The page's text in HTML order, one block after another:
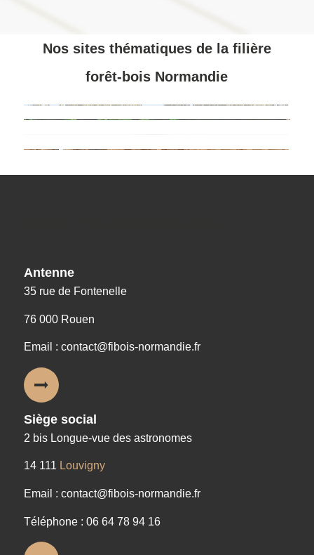
Nos sites thématiques de la filière
forêt-bois Normandie
Antenne
35 rue de Fontenelle
76 000 Rouen
Email : contact@fibois-normandie.fr
Siège social
2 bis Longue-vue des astronomes
14 111 Louvigny
Email : contact@fibois-normandie.fr
Téléphone : 06 64 78 94 16